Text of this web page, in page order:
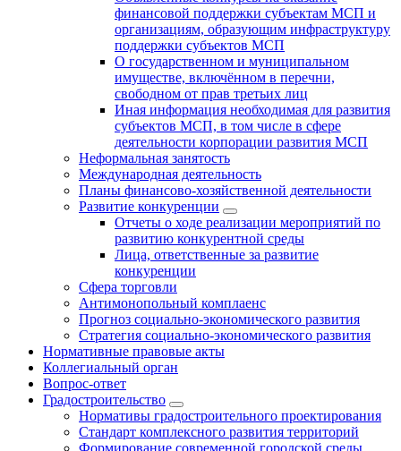
финансовой поддержки субъектам МСП и
организациям, образующим инфраструктуру
поддержки субъектов МСП
О государственном и муниципальном
имуществе, включённом в перечни,
свободном от прав третьих лиц
Иная информация необходимая для развития
субъектов МСП, в том числе в сфере
деятельности корпорации развития МСП
Неформальная занятость
Международная деятельность
Планы финансово-хозяйственной деятельности
Развитие конкуренции
Отчеты о ходе реализации мероприятий по
развитию конкурентной среды
Лица, ответственные за развитие
конкуренции
Сфера торговли
Антимонопольный комплаенс
Прогноз социально-экономического развития
Стратегия социально-экономического развития
Нормативные правовые акты
Коллегиальный орган
Вопрос-ответ
Градостроительство
Нормативы градостроительного проектирования
Стандарт комплексного развития территорий
Формирование современной городской среды